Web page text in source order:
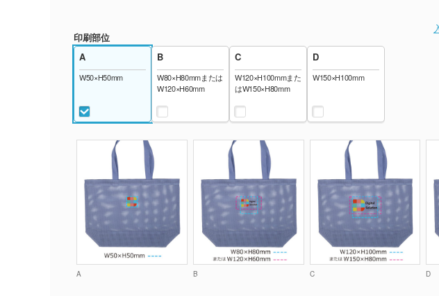
印刷部位
A
W50×H50mm
B
W80×H80mmまたは
W120×H60mm
C
W120×H100mmまた
はW150×H80mm
D
W150×H100mm
A B C D